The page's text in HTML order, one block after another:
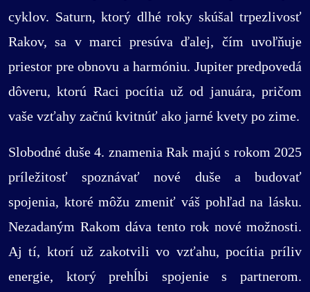
cyklov. Saturn, ktorý dlhé roky skúšal trpezlivosť
Rakov, sa v marci presúva ďalej, čím uvoľňuje
priestor pre obnovu a harmóniu. Jupiter predpovedá
dôveru, ktorú Raci pocítia už od januára, pričom
vaše vzťahy začnú kvitnúť ako jarné kvety po zime.
Slobodné duše 4. znamenia Rak majú s rokom 2025
príležitosť spoznávať nové duše a budovať
spojenia, ktoré môžu zmeniť váš pohľad na lásku.
Nezadaným Rakom dáva tento rok nové možnosti.
Aj tí, ktorí už zakotvili vo vzťahu, pocítia príliv
energie, ktorý prehĺbi spojenie s partnerom.